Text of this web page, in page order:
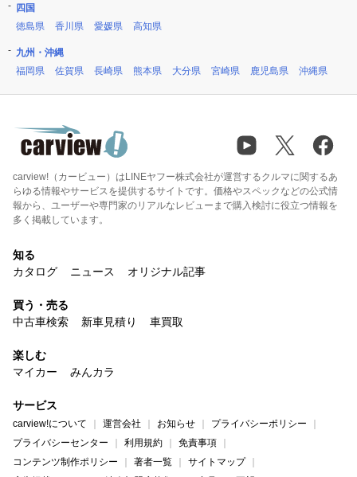
四国
徳島県
香川県 愛媛県 高知県
九州・沖縄
福岡県
佐賀県 長崎県 熊本県 大分県 宮崎県 鹿児島県 沖縄県
carview!（カービュー）はLINEヤフー株式会社が運営するクルマに関するあ
らゆる情報やサービスを提供するサイトです。価格やスペックなどの公式情
報から、ユーザーや専門家のリアルなレビューまで購入検討に役立つ情報を
多く掲載しています。
知る
カタログ
ニュース オリジナル記事
買う・売る
中古車検索
新車見積り 車買取
楽しむ
マイカー
みんカラ
サービス
carview!について 運営会社 お知らせ
プライバシーポリシー
プライバシーセンター
利用規約
免責事項
コンテンツ制作ポリシー
著者一覧
サイトマップ